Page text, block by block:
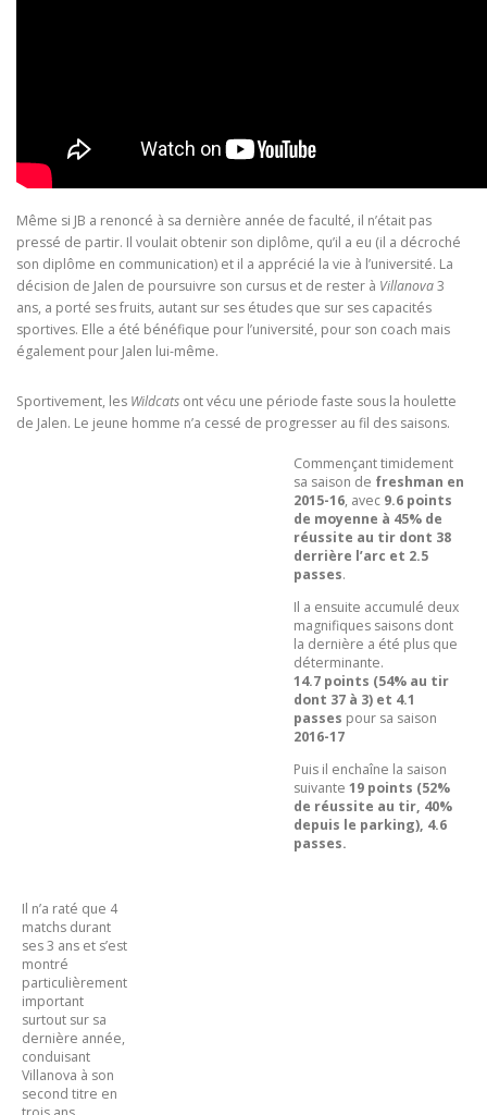
Même si JB a renoncé à sa dernière année de faculté, il n’était pas
pressé de partir. Il voulait obtenir son diplôme, qu’il a eu (il a décroché
son diplôme en communication) et il a apprécié la vie à l’université. La
décision de Jalen de poursuivre son cursus et de rester à Villanova3
ans, a porté ses fruits, autant sur ses études que sur ses capacités
sportives. Elle a été bénéfique pour l’université, pour son coach mais
également pour Jalen lui-même.
Sportivement, les Wildcats ont vécu une période faste sous la houlette
de Jalen. Le jeune homme n’a cessé de progresser au fil des saisons.
Commençant timidement
sa saison de freshman en
2015-16, avec 9.6 points
de moyenne à 45% de
réussite au tir dont 38
derrière l’arc et 2.5
passes.
Il a ensuite accumulé deux
magnifiques saisons dont
la dernière a été plus que
déterminante.
14.7 points (54% au tir
dont 37 à 3) et 4.1
passes pour sa saison
2016-17
Puis il enchaîne la saison
suivante 19 points (52%
de réussite au tir, 40%
depuis le parking), 4.6
passes.
Il n’a raté que 4
matchs durant
ses 3 ans et s’est
montré
particulièrement
important
surtout sur sa
dernière année,
conduisant
Villanova à son
second titre en